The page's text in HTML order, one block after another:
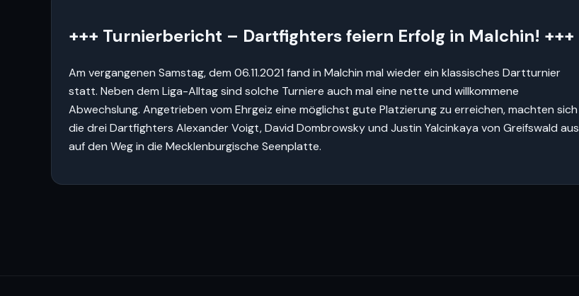
+++ Turnierbericht – Dartfighters feiern Erfolg in Malchin! +++
Am vergangenen Samstag, dem 06.11.2021 fand in Malchin mal wieder ein klassisches Dartturnier
statt. Neben dem Liga-Alltag sind solche Turniere auch mal eine nette und willkommene
Abwechslung. Angetrieben vom Ehrgeiz eine möglichst gute Platzierung zu erreichen, machten sich
die drei Dartfighters Alexander Voigt, David Dombrowsky und Justin Yalcinkaya von Greifswald aus
auf den Weg in die Mecklenburgische Seenplatte.